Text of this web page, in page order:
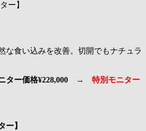
ー】
な食い込みを改善。切開でもナチュラ
ニター価格¥228,000 → 特別モニター
ー】